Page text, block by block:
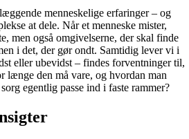
menneskelige erfaringer – og
at dele. Når et menneske mister,
men også omgivelserne, der skal finde
i det, der gør ondt. Samtidig lever vi i
eller ubevidst – findes forventninger til,
længe den må vare, og hvordan man
egentlig passe ind i faste rammer?